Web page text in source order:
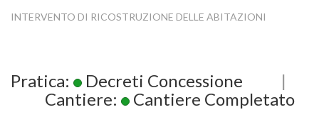
INTERVENTO DI RICOSTRUZIONE DELLE ABITAZIONI
Pratica: Decreti Concessione
|
Cantiere:
Cantiere Completato